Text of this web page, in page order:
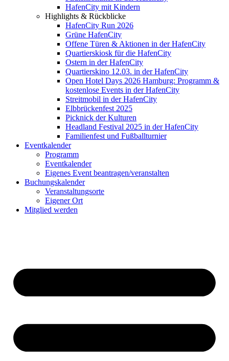
HafenCity mit Kindern
Highlights & Rückblicke
HafenCity Run 2026
Grüne HafenCity
Offene Türen & Aktionen in der HafenCity
Quartierskiosk für die HafenCity
Ostern in der HafenCity
Quartierskino 12.03. in der HafenCity
Open Hotel Days 2026 Hamburg: Programm &
kostenlose Events in der HafenCity
Streitmobil in der HafenCity
Elbbrückenfest 2025
Picknick der Kulturen
Headland Festival 2025 in der HafenCity
Familienfest und Fußballturnier
Eventkalender
Programm
Eventkalender
Eigenes Event beantragen/veranstalten
Buchungskalender
Veranstaltungsorte
Eigener Ort
Mitglied werden